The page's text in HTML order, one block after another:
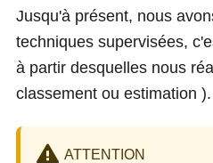
Jusqu'à présent, nous
techniques supervisées,
à partir desquelles nous
classement ou estimation ).
ATTENTION